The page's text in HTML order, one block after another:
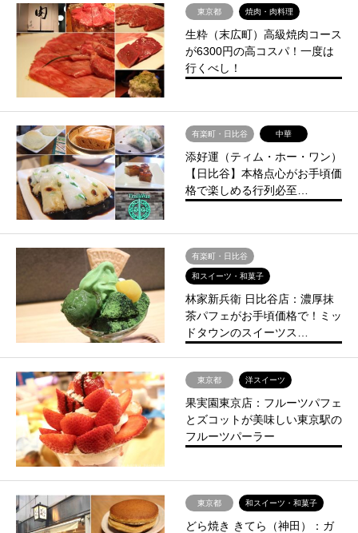
東京都 焼肉・肉料理
生粋（末広町）高級焼肉コース
が6300円の高コスパ！一度は
行くべし！
有楽町・日比谷 中華
添好運（ティム・ホー・ワン）
【日比谷】本格点心がお手頃価
格で楽しめる行列必至…
有楽町・日比谷
和スイーツ・和菓子
林家新兵衛 日比谷店：濃厚抹
茶パフェがお手頃価格で！ミッ
ドタウンのスイーツス…
東京都 洋スイーツ
果実園東京店：フルーツパフェ
とズコットが美味しい東京駅の
フルーツパーラー
東京都 和スイーツ・和菓子
どら焼き きてら（神田）：ガ